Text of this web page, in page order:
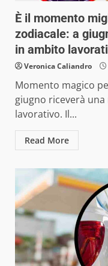
È il momento
zodiacale: a
in ambito
Veronica Caliandro
Momento magico
giugno riceverà
lavorativo. Il...
Read More